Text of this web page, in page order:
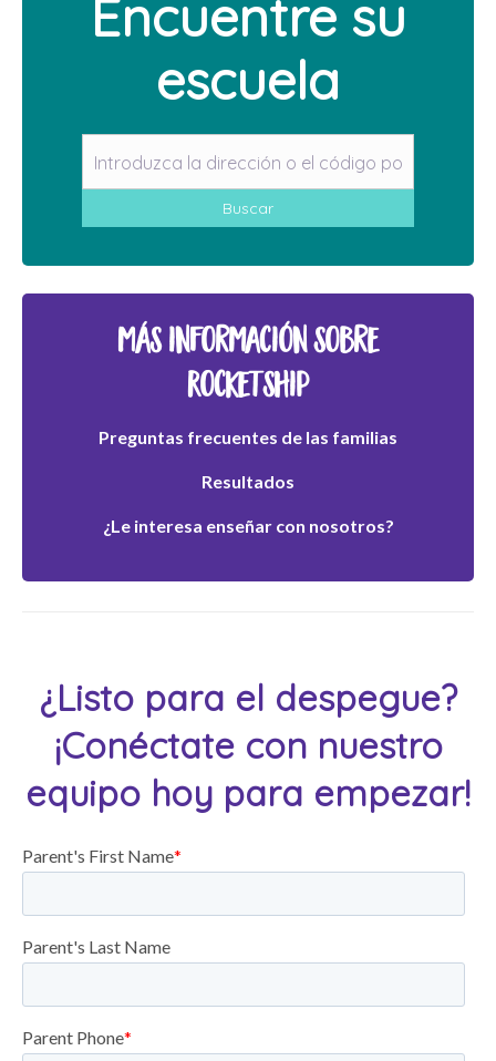
Encuentre su
escuela
Buscar
Más información sobre
Rocketship
Preguntas frecuentes de las familias
Resultados
¿Le interesa enseñar con nosotros?
¿Listo para el despegue?
¡Conéctate con nuestro
equipo hoy para empezar!